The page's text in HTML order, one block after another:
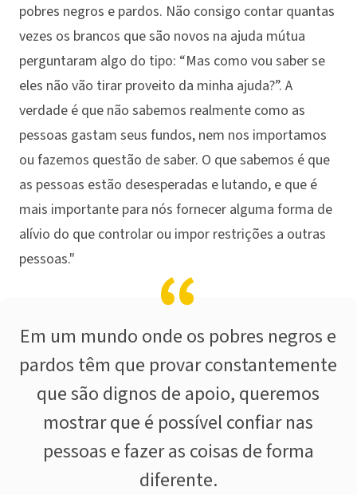
pobres negros e pardos. Não consigo contar quantas
vezes os brancos que são novos na ajuda mútua
perguntaram algo do tipo: “Mas como vou saber se
eles não vão tirar proveito da minha ajuda?”. A
verdade é que não sabemos realmente como as
pessoas gastam seus fundos, nem nos importamos
ou fazemos questão de saber. O que sabemos é que
as pessoas estão desesperadas e lutando, e que é
mais importante para nós fornecer alguma forma de
alívio do que controlar ou impor restrições a outras
pessoas."
Em um mundo onde os pobres negros e
pardos têm que provar constantemente
que são dignos de apoio, queremos
mostrar que é possível confiar nas
pessoas e fazer as coisas de forma
diferente.